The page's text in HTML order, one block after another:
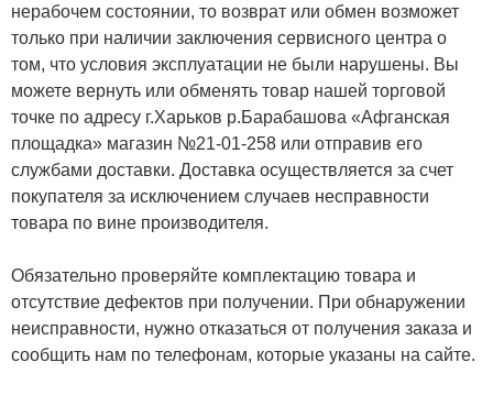
нерабочем состоянии, то возврат или обмен возможет
только при наличии заключения сервисного центра о
том, что условия эксплуатации не были нарушены. Вы
можете вернуть или обменять товар нашей торговой
точке по адресу г.Харьков р.Барабашова «Афганская
площадка» магазин №21-01-258 или отправив его
службами доставки. Доставка осуществляется за счет
покупателя за исключением случаев несправности
товара по вине производителя.
Обязательно проверяйте комплектацию товара и
отсутствие дефектов при получении. При обнаружении
неисправности, нужно отказаться от получения заказа и
сообщить нам по телефонам, которые указаны на сайте.